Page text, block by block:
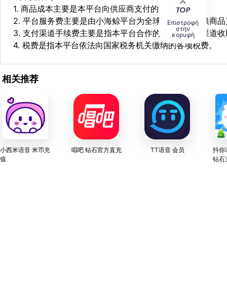
1. 商品成本主要是本平台向供应商支付的采购成本；
2. 平台服务费主要是由小海鲸平台为全球华人用户提供商
3. 支付渠道手续费主要是指本平台合作的第三方支付渠道
4. 税费是指本平台依法向国家税务机关缴纳的各项税费。
相关推荐
小西米语音 米币充
值
唱吧 钻石官方直充 TT语音 会员
抖你
钻石
Επιστροφή
στην
κορυφή